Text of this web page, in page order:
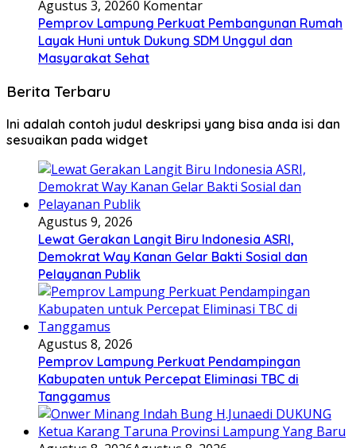
Agustus 3, 20260 Komentar
Pemprov Lampung Perkuat Pembangunan Rumah
Layak Huni untuk Dukung SDM Unggul dan
Masyarakat Sehat
Berita Terbaru
Ini adalah contoh judul deskripsi yang bisa anda isi dan
sesuaikan pada widget
Agustus 9, 2026
Lewat Gerakan Langit Biru Indonesia ASRI,
Demokrat Way Kanan Gelar Bakti Sosial dan
Pelayanan Publik
Agustus 8, 2026
Pemprov Lampung Perkuat Pendampingan
Kabupaten untuk Percepat Eliminasi TBC di
Tanggamus